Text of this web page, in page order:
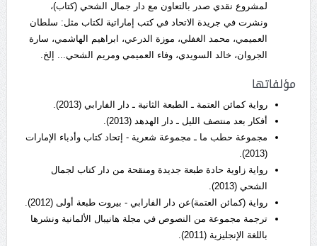
لمشروع نقدي صدر بالتعاون مع دار جمال الشحي (كتاب)،
ونشرت في جريدة الاتحاد في كتب إماراتية لكتاب مثل: سلطان
العميمي، محمد الغفلي، موزة الدرعي، ابراهيم الهاشمي، سارة
الجروان، خالد السويدي، وفاء العميمي ومريم الشحي... إلخ.
مؤلفاتها
رواية كمائن العتمة ـ الطبعة الثانية ـ دار الفارابي (2013).
أفكار بعد منتصف الليل ـ دار الهدهد (2013).
مجموعة حطب ما ـ مجموعة شعرية - إتحاد كتاب وأدباء الإمارات
(2013).
رواية زاوية حادة طبعة جديدة ومنقحة من دار كتاب لجمال
الشحي (2013).
رواية (كمائن العتمة)عن دار الفارابي - بيروت طبعة أولى (2012).
ترجمة مجموعة من النصوص في مجلة هانيبال الألمانية ونشرها
باللغة الإنجليزية (2011).